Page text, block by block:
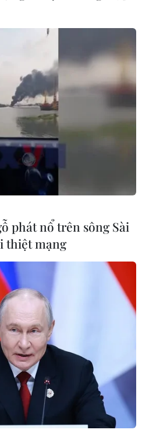
ứng với lệnh
vào Nga
Trump ngày 29/12 đã
đương nhiệm áp dụng
ồ ạt nhắm vào Nga khi
phát nổ trên sông Sài
thiệt mạng